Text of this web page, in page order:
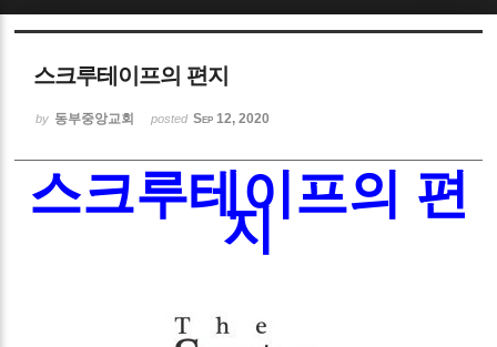
스크루테이프의 편지
by 동부중앙교회 posted Sep 12, 2020
스크루테이프의 편
지
Sketchbook5, 스케치북5
Sketchbook5, 스케치북5